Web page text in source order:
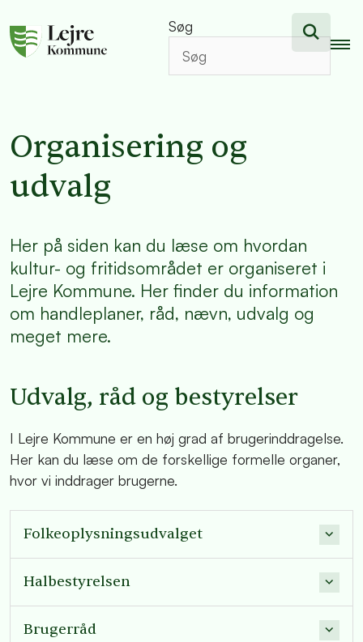
Søg
Organisering og
udvalg
Her på siden kan du læse om hvordan
kultur- og fritidsområdet er organiseret i
Lejre Kommune. Her finder du information
om handleplaner, råd, nævn, udvalg og
meget mere.
Udvalg, råd og bestyrelser
I Lejre Kommune er en høj grad af brugerinddragelse.
Her kan du læse om de forskellige formelle organer,
hvor vi inddrager brugerne.
Folkeoplysningsudvalget
Halbestyrelsen
Brugerråd